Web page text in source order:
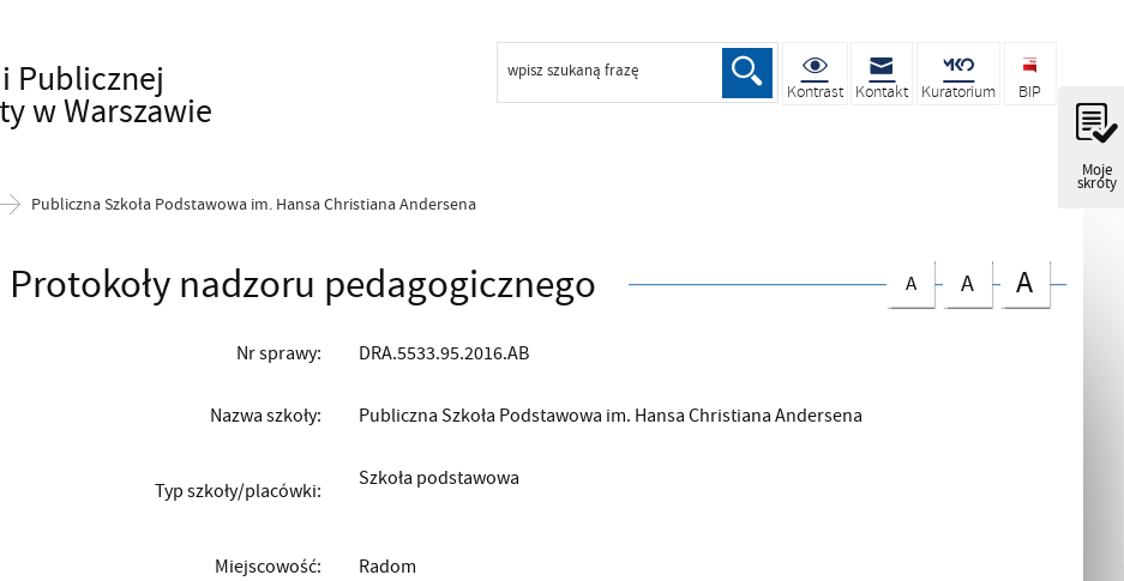
Moje
skróty
Publicznej
w Warszawie
wpisz szukaną frazę
Kontrast Kontakt Kuratorium BIP
Publiczna Szkoła Podstawowa im. Hansa Christiana Andersena
Protokoły nadzoru pedagogicznego A A A
Nr sprawy: DRA.5533.95.2016.AB
Nazwa szkoły: Publiczna Szkoła Podstawowa im. Hansa Christiana Andersena
Typ szkoły/placówki:
Szkoła podstawowa
Miejscowość: Radom